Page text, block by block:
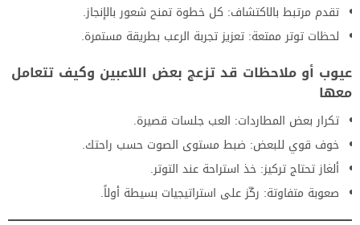
تقدم مرتبط بالاكتشاف: كل خطوة تمنح شعور بالإنجاز.
لحظات توتر ممتعة: تعزيز تجربة الرعب بطريقة مستمرة.
عيوب أو ملاحظات قد تزعج بعض اللاعبين وكيف تتعامل
معها
تكرار بعض المطاردات: العب جلسات قصيرة.
خوف قوي للبعض: ضبط مستوى الصوت حسب راحتك.
ألغاز تحتاج تركيز: خذ استراحة عند التوتر.
صعوبة متفاوتة: ركّز على استراتيجيات بسيطة أولاً.